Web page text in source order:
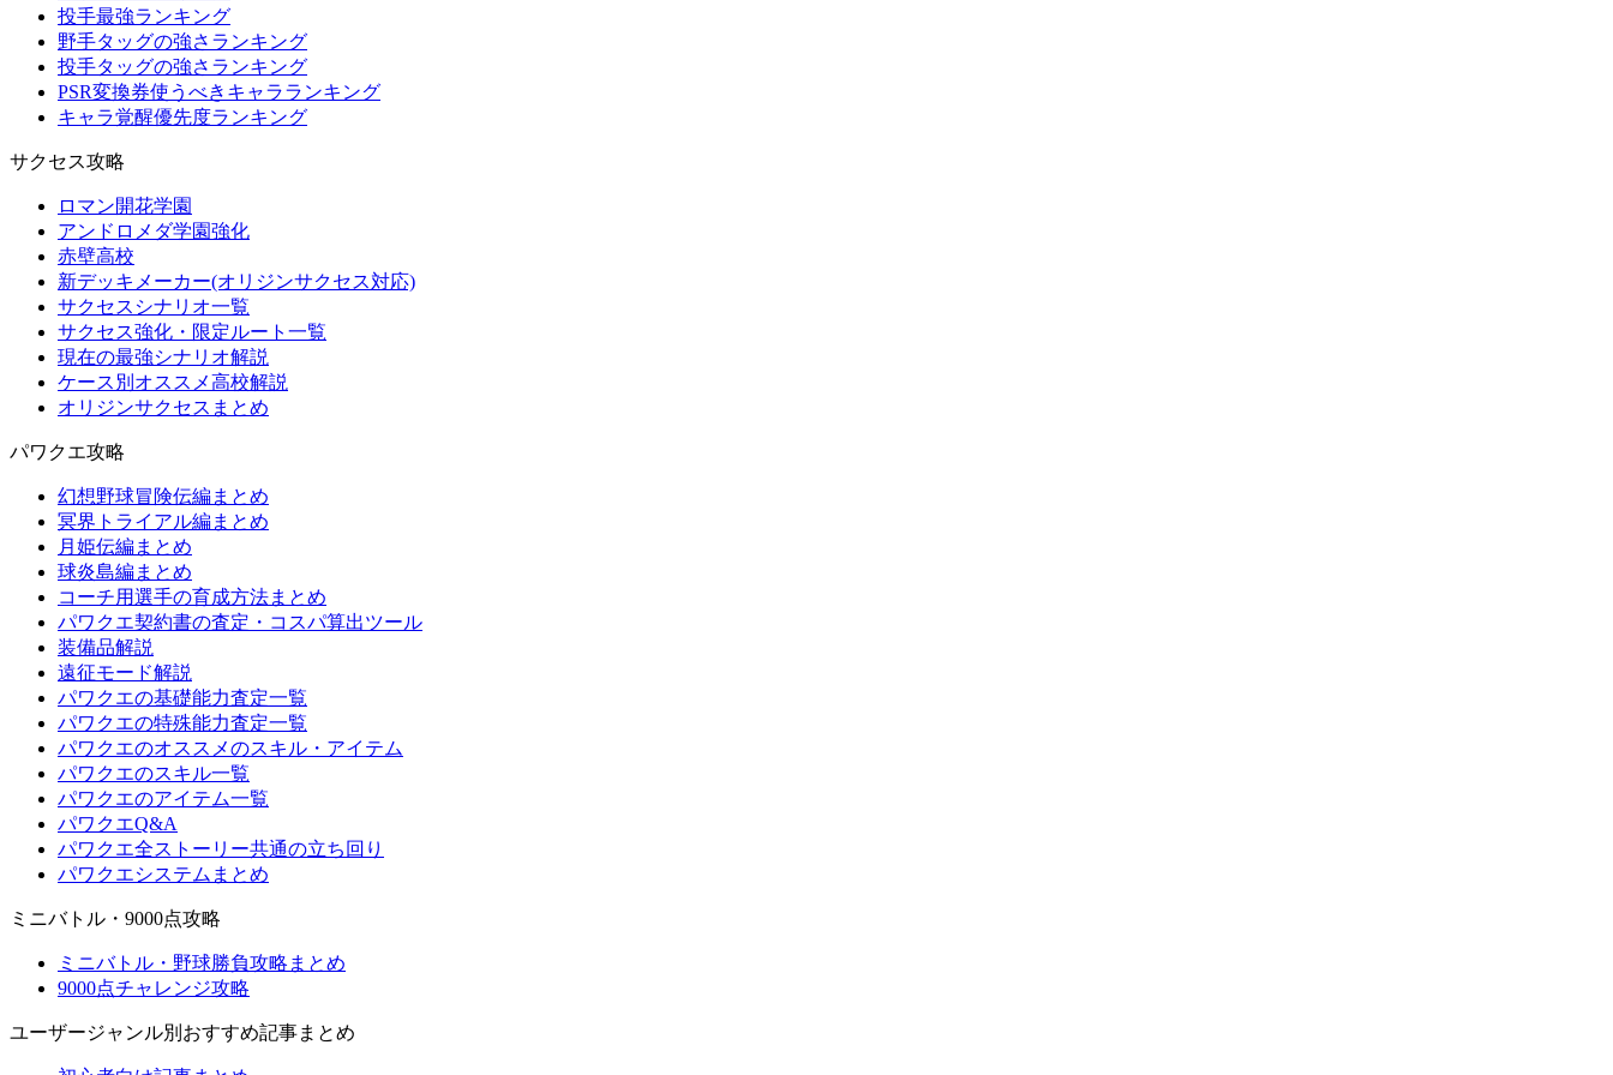
投手最強ランキング
野手タッグの強さランキング
投手タッグの強さランキング
PSR変換券使うべきキャラランキング
キャラ覚醒優先度ランキング
サクセス攻略
ロマン開花学園
アンドロメダ学園強化
赤壁高校
新デッキメーカー(オリジンサクセス対応)
サクセスシナリオ一覧
サクセス強化・限定ルート一覧
現在の最強シナリオ解説
ケース別オススメ高校解説
オリジンサクセスまとめ
パワクエ攻略
幻想野球冒険伝編まとめ
冥界トライアル編まとめ
月姫伝編まとめ
球炎島編まとめ
コーチ用選手の育成方法まとめ
パワクエ契約書の査定・コスパ算出ツール
装備品解説
遠征モード解説
パワクエの基礎能力査定一覧
パワクエの特殊能力査定一覧
パワクエのオススメのスキル・アイテム
パワクエのスキル一覧
パワクエのアイテム一覧
パワクエQ&A
パワクエ全ストーリー共通の立ち回り
パワクエシステムまとめ
ミニバトル・9000点攻略
ミニバトル・野球勝負攻略まとめ
9000点チャレンジ攻略
ユーザージャンル別おすすめ記事まとめ